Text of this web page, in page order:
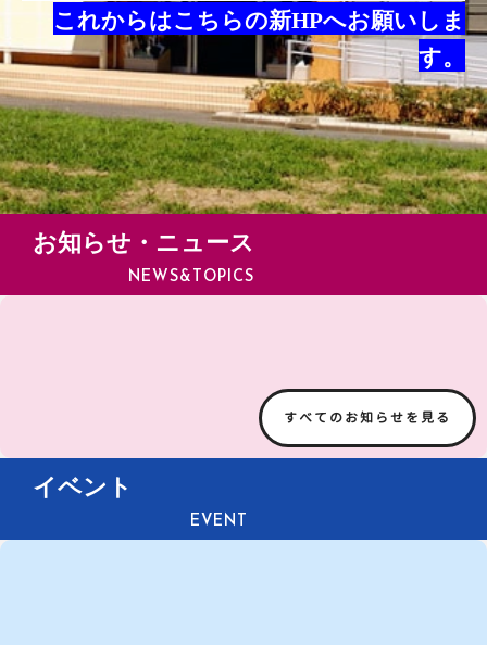
これからはこちらの新HPへお願いしま
す。
お知らせ・ニュース
NEWS&TOPICS
すべてのお知らせを見る
イベント
EVENT